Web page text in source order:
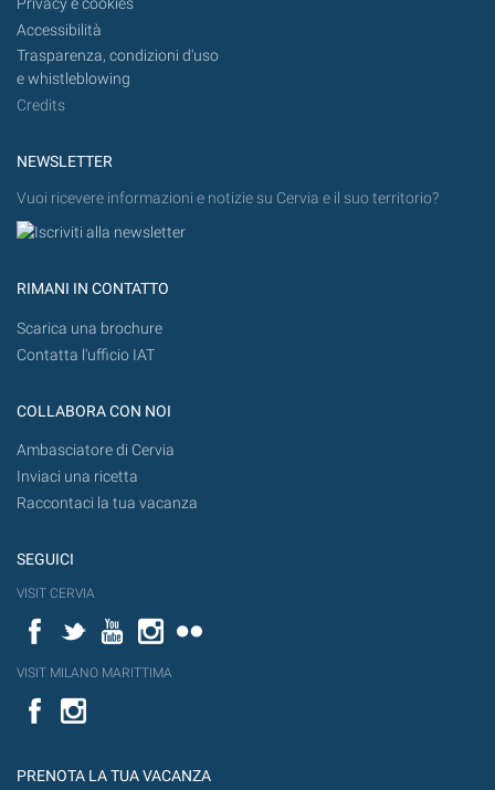
Accessibilità
Trasparenza, condizioni d'uso
e whistleblowing
Credits
NEWSLETTER
Vuoi ricevere informazioni e notizie su Cervia e il suo territorio?
RIMANI IN CONTATTO
Scarica una brochure
Contatta l'ufficio IAT
COLLABORA CON NOI
Ambasciatore di Cervia
Inviaci una ricetta
Raccontaci la tua vacanza
SEGUICI
VISIT CERVIA
FacebookTwitterYouTubeInstagram
VISIT MILANO MARITTIMA
Facebook
PRENOTA LA TUA VACANZA